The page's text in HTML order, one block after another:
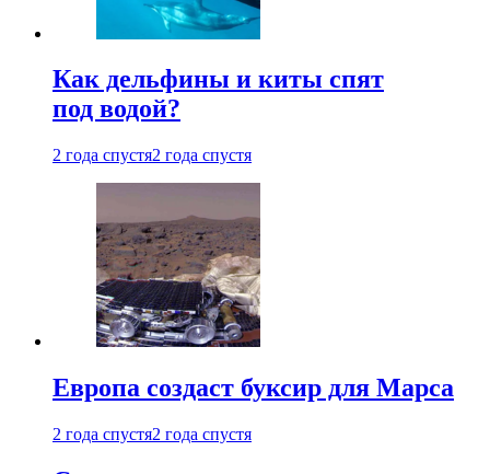
Как дельфины и киты спят
под водой?
2 года спустя2 года спустя
Европа создаст буксир для Марса
2 года спустя2 года спустя